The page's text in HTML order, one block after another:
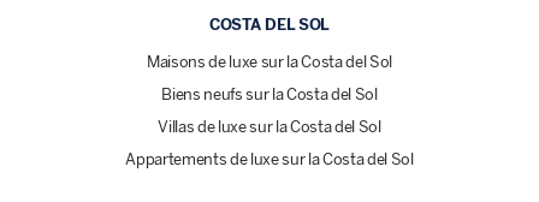
COSTA DEL SOL
Maisons de luxe sur la Costa del Sol
Biens neufs sur la Costa del Sol
Villas de luxe sur la Costa del Sol
Appartements de luxe sur la Costa del Sol